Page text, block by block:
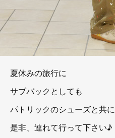
夏休みの旅行に
サブバックとしても
パトリックのシューズと共に
是非、連れて行って下さい♪